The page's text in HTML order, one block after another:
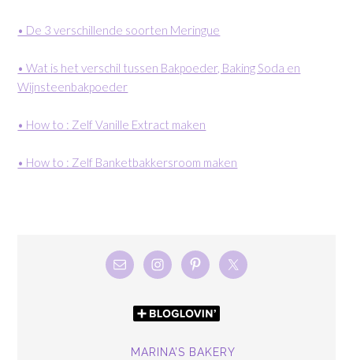
• De 3 verschillende soorten Meringue
• Wat is het verschil tussen Bakpoeder, Baking Soda en
Wijnsteenbakpoeder
• How to : Zelf Vanille Extract maken
• How to : Zelf Banketbakkersroom maken
MARINA’S BAKERY